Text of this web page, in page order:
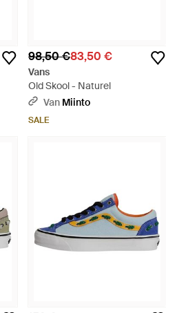
98,50 €83,50 €
Vans
Old Skool - Naturel
Van Miinto
SALE